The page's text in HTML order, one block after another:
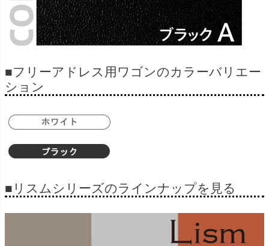
■フリーアドレス用ワゴンのカラーバリエー
ション
■リスムシリーズのラインナップを見る